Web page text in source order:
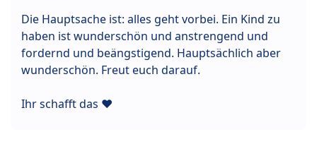
Die Hauptsache ist: alles geht vorbei. Ein Kind zu
haben ist wunderschön und anstrengend und
fordernd und beängstigend. Hauptsächlich aber
wunderschön. Freut euch darauf.
Ihr schafft das ♥